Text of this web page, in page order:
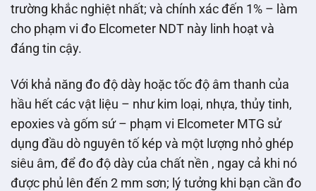
trường khắc nghiệt nhất; và chính xác đến 1% – làm
cho phạm vi đo Elcometer NDT này linh hoạt và
đáng tin cậy.
Với khả năng đo độ dày hoặc tốc độ âm thanh của
hầu hết các vật liệu – như kim loại, nhựa, thủy tinh,
epoxies và gốm sứ – phạm vi Elcometer MTG sử
dụng đầu dò nguyên tố kép và một lượng nhỏ ghép
siêu âm, để đo độ dày của chất nền , ngay cả khi nó
được phủ lên đến 2 mm sơn; lý tưởng khi bạn cần đo